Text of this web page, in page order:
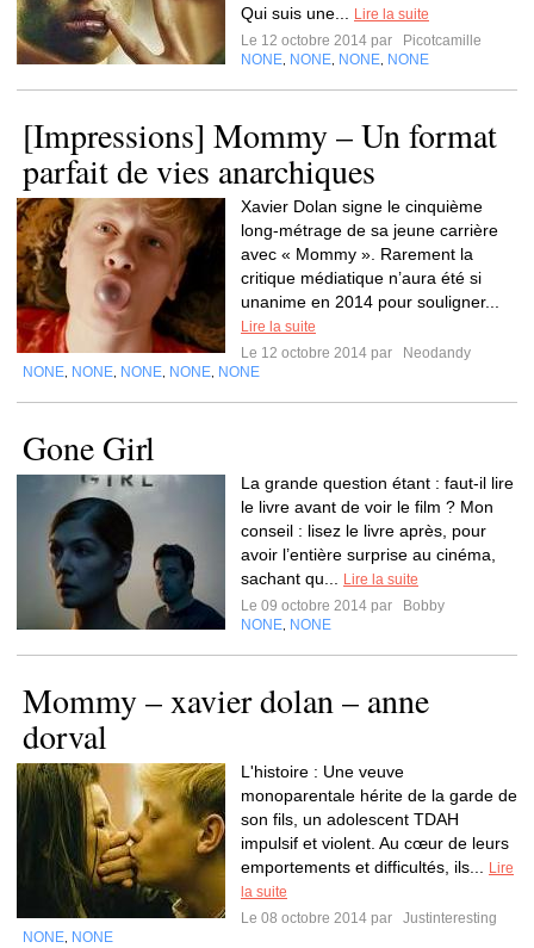
Qui suis une...
Lire la suite
Le 12 octobre 2014 par
Picotcamille
NONE NONE NONE NONE
[Impressions] Mommy – Un format
parfait de vies anarchiques
Xavier Dolan signe le cinquième
long-métrage de sa jeune carrière
avec « Mommy ». Rarement la
critique médiatique n’aura été si
unanime en 2014 pour souligner...
Lire la suite
Le 12 octobre 2014 par
Neodandy
NONE NONE NONE NONE NONE
Gone Girl
La grande question étant : faut-il lire
le livre avant de voir le film ? Mon
conseil : lisez le livre après, pour
avoir l’entière surprise au cinéma,
sachant qu...
Lire la suite
Le 09 octobre 2014 par
Bobby
NONE NONE
Mommy – xavier dolan – anne
dorval
L'histoire : Une veuve
monoparentale hérite de la garde de
son fils, un adolescent TDAH
impulsif et violent. Au cœur de leurs
emportements et difficultés, ils...
Lire
la suite
Le 08 octobre 2014 par
Justinteresting
NONE NONE